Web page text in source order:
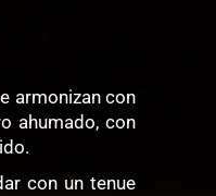
armonizan con
ahumado, con
con un tenue